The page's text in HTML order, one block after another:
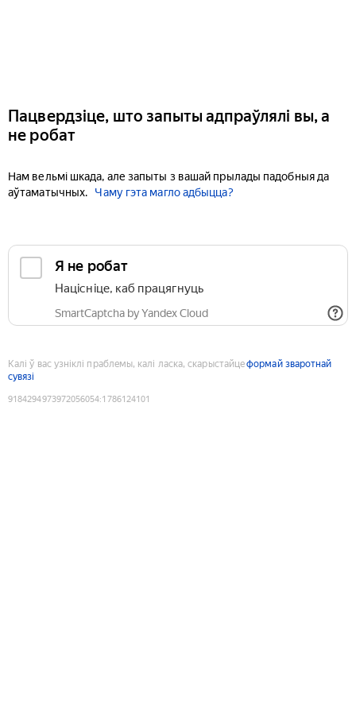
Пацвердзіце, што запыты адпраўлялі вы, а
не робат
Нам вельмі шкада, але запыты з вашай прылады падобныя да
аўтаматычных.
Чаму гэта магло адбыцца?
Я не робат
Націсніце, каб працягнуць
SmartCaptcha by Yandex Cloud
Калі ў вас узніклі праблемы, калі ласка, скарыстайцеформай зваротнай
сувязі
9184294973972056054:1786124101